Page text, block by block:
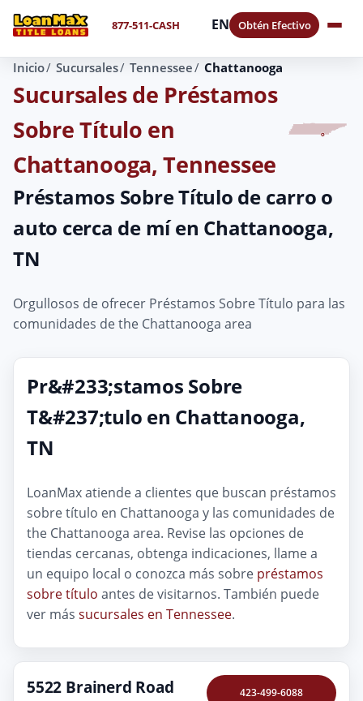
877-511-CASH EN Obtén Efectivo
Inicio Sucursales Tennessee Chattanooga
Sucursales de Préstamos
Sobre Título en
Chattanooga, Tennessee
Préstamos Sobre Título de carro o
auto cerca de mí en Chattanooga,
TN
Orgullosos de ofrecer Préstamos Sobre Título para las
comunidades de the Chattanooga area
Pr&#233;stamos Sobre
T&#237;tulo en Chattanooga,
TN
LoanMax atiende a clientes que buscan préstamos
sobre título en Chattanooga y las comunidades de
the Chattanooga area. Revise las opciones de
tiendas cercanas, obtenga indicaciones, llame a
un equipo local o conozca más sobre préstamos
sobre título antes de visitarnos. También puede
ver más sucursales en Tennessee.
5522 Brainerd Road 423-499-6088